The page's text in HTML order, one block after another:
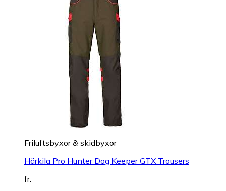
Friluftsbyxor & skidbyxor
Härkila Pro Hunter Dog Keeper GTX Trousers
fr.